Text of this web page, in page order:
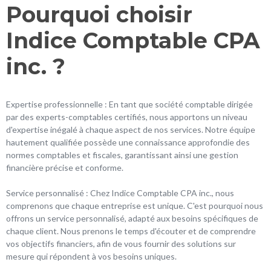
Pourquoi choisir
Indice Comptable CPA
inc. ?
Expertise professionnelle : En tant que société comptable dirigée
par des experts-comptables certifiés, nous apportons un niveau
d'expertise inégalé à chaque aspect de nos services. Notre équipe
hautement qualifiée possède une connaissance approfondie des
normes comptables et fiscales, garantissant ainsi une gestion
financière précise et conforme.
Service personnalisé : Chez Indice Comptable CPA inc., nous
comprenons que chaque entreprise est unique. C'est pourquoi nous
offrons un service personnalisé, adapté aux besoins spécifiques de
chaque client. Nous prenons le temps d'écouter et de comprendre
vos objectifs financiers, afin de vous fournir des solutions sur
mesure qui répondent à vos besoins uniques.